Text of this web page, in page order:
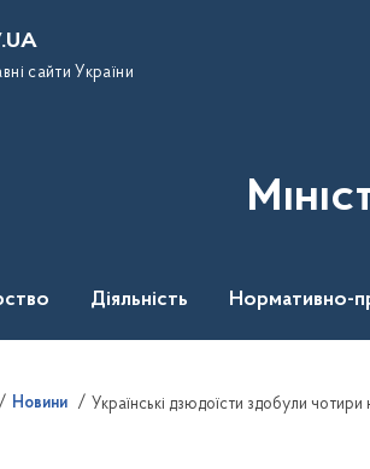
сайти України
Діяльність Нормативно-
Новини Українські дзюдоїсти здобули чотири